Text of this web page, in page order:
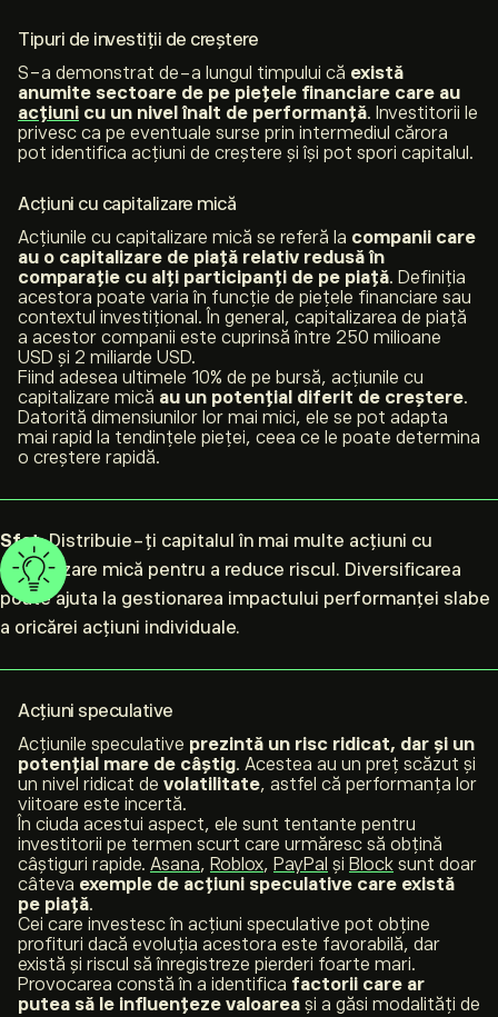
Tipuri de investiții de creștere
S-a demonstrat de-a lungul timpului că există
anumite sectoare de pe piețele financiare care au
acțiuni cu un nivel înalt de performanță. Investitorii le
privesc ca pe eventuale surse prin intermediul cărora
pot identifica acțiuni de creștere și își pot spori capitalul.
Acțiuni cu capitalizare mică
Acțiunile cu capitalizare mică se referă la companii care
au o capitalizare de piață relativ redusă în
comparație cu alți participanți de pe piață. Definiția
acestora poate varia în funcție de piețele financiare sau
contextul investițional. În general, capitalizarea de piață
a acestor companii este cuprinsă între 250 milioane
USD și 2 miliarde USD.
Fiind adesea ultimele 10% de pe bursă, acțiunile cu
capitalizare mică au un potențial diferit de creștere.
Datorită dimensiunilor lor mai mici, ele se pot adapta
mai rapid la tendințele pieței, ceea ce le poate determina
o creștere rapidă.
Sfat: Distribuie-ți capitalul în mai multe acțiuni cu
capitalizare mică pentru a reduce riscul. Diversificarea
poate ajuta la gestionarea impactului performanței slabe
a oricărei acțiuni individuale.
Acțiuni speculative
Acțiunile speculative prezintă un risc ridicat, dar și un
potențial mare de câștig. Acestea au un preț scăzut și
un nivel ridicat de volatilitate, astfel că performanța lor
viitoare este incertă.
În ciuda acestui aspect, ele sunt tentante pentru
investitorii pe termen scurt care urmăresc să obțină
câștiguri rapide. Asana, Roblox, PayPal și Block sunt doar
câteva exemple de acțiuni speculative care există
pe piață.
Cei care investesc în acțiuni speculative pot obține
profituri dacă evoluția acestora este favorabilă, dar
există și riscul să înregistreze pierderi foarte mari.
Provocarea constă în a identifica factorii care ar
putea să le influențeze valoarea și a găsi modalități de